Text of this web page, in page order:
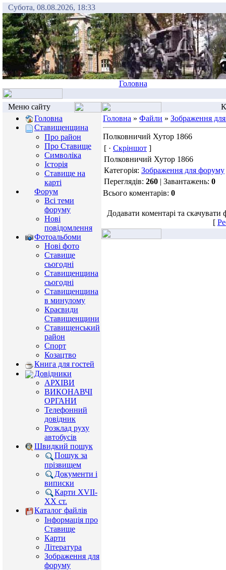
Субота, 08.08.2026, 18:33
Головна
Меню сайту
Головна
Ставищенщина
Про район
Про Ставище
Символіка
Історія
Ставище на
карті
Форум
Всі теми
форуму
Нові
повідомлення
Фотоальбоми
Нові фото
Ставище
сьогодні
Ставищенщина
сьогодні
Ставищенщина
в минулому
Краєвиди
Ставищенщини
Ставищенський
район
Спорт
Козацтво
Книга для гостей
Довідники
АРХІВИ
ВИКОНАВЧІ
ОРГАНИ
Телефонний
довідник
Розклад руху
автобусів
Швидкий пошук
Пошук за
прізвищем
Документи і
виписки
Карти XVII-
XX ст.
Каталог файлів
Інформація про
Ставище
Карти
Література
Зображення для
форуму
Головна » Файли » Зображення
Полковничий Хутор 1866
[ · Скріншот ]
Полковничий Хутор 1866
Категорія: Зображення для форуму
Переглядів: 260 | Завантажень: 0
Всього коментарів: 0
Додавати коментарі та
[